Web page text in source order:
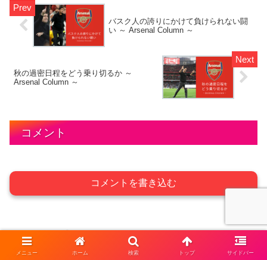
バスク人の誇りにかけて負けられない闘
い ～ Arsenal Column ～
秋の過密日程をどう乗り切るか ～
Arsenal Column ～
コメント
コメントを書き込む
メニュー ホーム 検索 トップ サイドバー